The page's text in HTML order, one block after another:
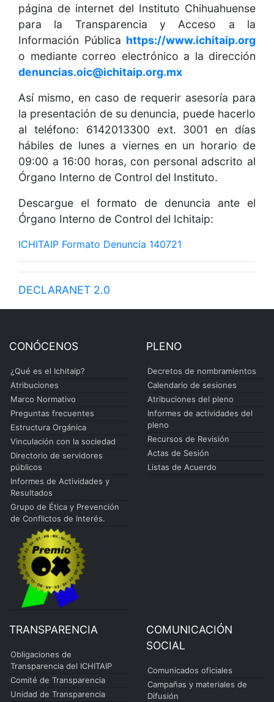
página de internet del Instituto Chihuahuense
para la Transparencia y Acceso a la
Información Pública https://www.ichitaip.org
o mediante correo electrónico a la dirección
denuncias.oic@ichitaip.org.mx
Así mismo, en caso de requerir asesoría para
la presentación de su denuncia, puede hacerlo
al teléfono: 6142013300 ext. 3001 en días
hábiles de lunes a viernes en un horario de
09:00 a 16:00 horas, con personal adscrito al
Órgano Interno de Control del Instituto.
Descargue el formato de denuncia ante el
Órgano Interno de Control del Ichitaip:
ICHITAIP Formato Denuncia 140721
DECLARANET 2.0
CONÓCENOS
¿Qué es el Ichitaip?
Atribuciones
Marco Normativo
Preguntas frecuentes
Estructura Orgánica
Vinculación con la sociedad
Directorio de servidores
públicos
Informes de Actividades y
Resultados
Grupo de Ética y Prevención
de Conflictos de Interés.
PLENO
Decretos de nombramientos
Calendario de sesiones
Atribuciones del pleno
Informes de actividades del
pleno
Recursos de Revisión
Actas de Sesión
Listas de Acuerdo
TRANSPARENCIA
Obligaciones de
Transparencia del ICHITAIP
Comité de Transparencia
Unidad de Transparencia
COMUNICACIÓN
SOCIAL
Comunicados oficiales
Campañas y materiales de
Difusión